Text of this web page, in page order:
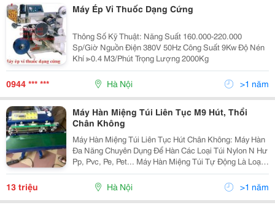
Máy Ép Vỉ Thuốc Dạng Cứng
Thông Số Kỹ Thuật: Năng Suất 160.000-220.000
Sp/Giờ Nguồn Điện 380V 50Hz Công Suất 9Kw Độ Nén
Khí ≫0.4 M3/Phút Trọng Lượng 2000Kg
0944 *** *** Hà Nội >1 năm
Máy Hàn Miệng Túi Liên Tục M9 Hút, Thổi
Chân Không
Máy Hàn Miệng Túi Liên Tục Hút Chân Không: Máy Hàn
Đa Năng Chuyên Dụng Để Hàn Các Loại Túi Nylon N Hư
Pp, Pvc, Pe, Pet... Máy Hàn Miệng Túi Tự Động Là Loại
Máy Sử Dụng Thác Tác Hoàn Toàn Tự Động. Máy Có
Nhiều Công Suất Khác Nhau Phù Hợp Với Từng Loại
13 triệu Hà Nội >1 năm